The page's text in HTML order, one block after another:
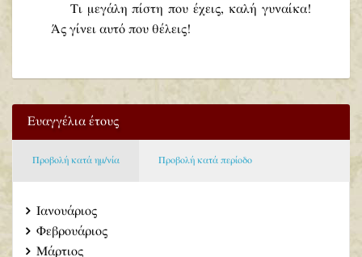
Τι μεγάλη πίστη που έχεις, καλή γυναίκα!
Άς γίνει αυτό που θέλεις!
Ευαγγέλια έτους
Προβολή κατά ημ/νία Προβολή κατά περίοδο
Ιανουάριος
Φεβρουάριος
Μάρτιος